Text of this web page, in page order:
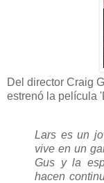
Del director Craig
estrenó la película
Lars es un
vive en un
Gus y la
hacen